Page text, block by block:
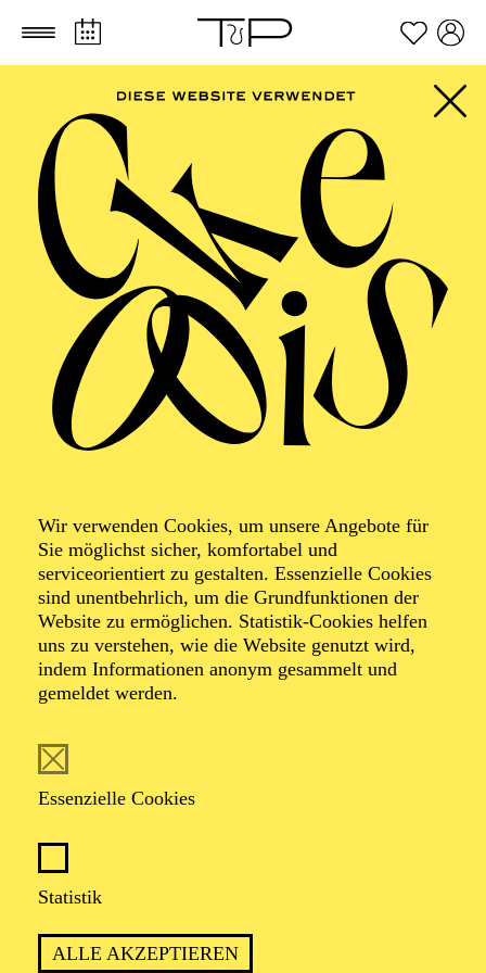
Zum Hauptinhalt springen Zum Footer springen
Wir verwenden Cookies, um unsere Angebote für
Sie möglichst sicher, komfortabel und
serviceorientiert zu gestalten. Essenzielle Cookies
sind unentbehrlich, um die Grundfunktionen der
Website zu ermöglichen. Statistik-Cookies helfen
uns zu verstehen, wie die Website genutzt wird,
indem Informationen anonym gesammelt und
gemeldet werden.
Essenzielle Cookies
Statistik
ALLE AKZEPTIEREN
AALTO
MUSIKTHEATER,
AALTO BALLETT
ESSEN
Familien-Werkstatt
Für Kinder und Erwachsene, empfohlen ab 6 Jahren